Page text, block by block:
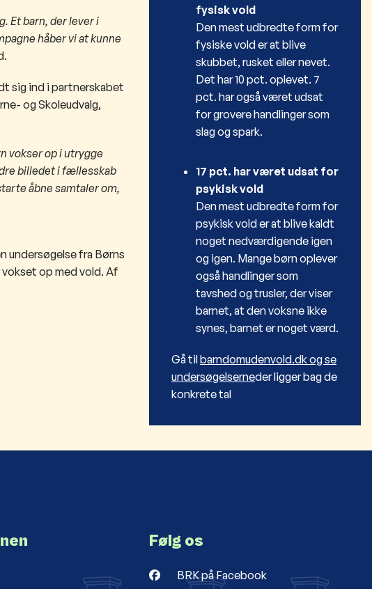
Et barn, der lever i
håber vi at kunne
sig ind i partnerskabet
og Skoleudvalg,
vokser op i utrygge
billedet i fællesskab
åbne samtaler om,
undersøgelse fra Børns
op med vold. Af
fysisk vold
Den mest udbredte form for
fysiske vold er at blive
skubbet, rusket eller nevet.
Det har 10 pct. oplevet. 7
pct. har også været udsat
for grovere handlinger som
slag og spark.
17 pct. har været udsat for
psykisk vold
Den mest udbredte form for
psykisk vold er at blive kaldt
noget nedværdigende igen
og igen. Mange børn oplever
også handlinger som
tavshed og trusler, der viser
barnet, at den voksne ikke
synes, barnet er noget værd.
Gå tilbarndomudenvold.dk og se
undersøgelserneder ligger bag de
konkrete tal
Følg os
BRK på Facebook